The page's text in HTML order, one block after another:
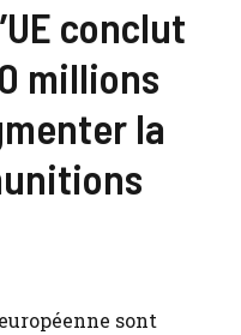
conclut
millions
la
sont